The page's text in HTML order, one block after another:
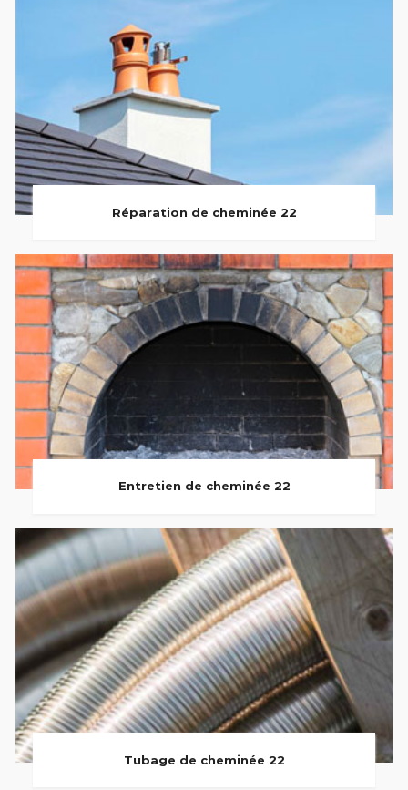
Réparation de cheminée 22
Entretien de cheminée 22
Tubage de cheminée 22